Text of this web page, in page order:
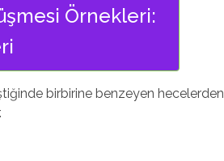
Örnekleri:
birbirine benzeyen hecelerden